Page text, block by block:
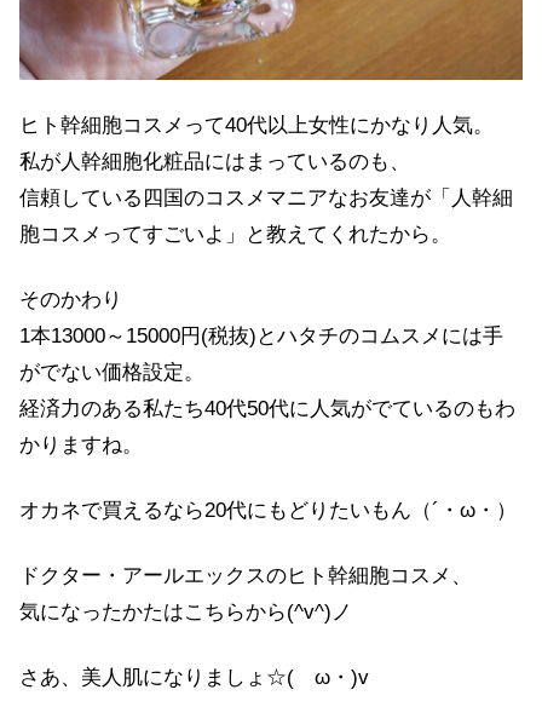
ヒト幹細胞コスメって40代以上女性にかなり人気。
私が人幹細胞化粧品にはまっているのも、
信頼している四国のコスメマニアなお友達が「人幹細
胞コスメってすごいよ」と教えてくれたから。
そのかわり
1本13000～15000円(税抜)とハタチのコムスメには手
がでない価格設定。
経済力のある私たち40代50代に人気がでているのもわ
かりますね。
オカネで買えるなら20代にもどりたいもん（´・ω・）
ドクター・アールエックスのヒト幹細胞コスメ、
気になったかたはこちらから(^v^)ノ
さあ、美人肌になりましょ☆(ゝω・)v